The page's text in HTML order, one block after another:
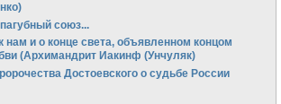
союз...
и о конце света, объявленном концом
(Архимандрит Иакинф (Унчуляк)
Достоевского о судьбе России